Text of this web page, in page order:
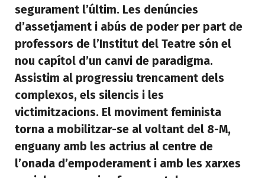
segurament l’últim. Les denúncies
d’assetjament i abús de poder per part de
professors de l’Institut del Teatre són el
nou capítol d’un canvi de paradigma.
Assistim al progressiu trencament dels
complexos, els silencis i les
victimitzacions. El moviment feminista
torna a mobilitzar-se al voltant del 8-M,
enguany amb les actrius al centre de
l’onada d’empoderament i amb les xarxes